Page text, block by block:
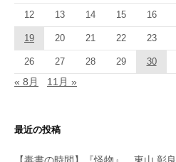
12 13 14 15 16
19 20 21 22 23
26 27 28 29 30
« 8月 11月 »
最近の投稿
【毒書の時間】『怪物』 東山 彰良